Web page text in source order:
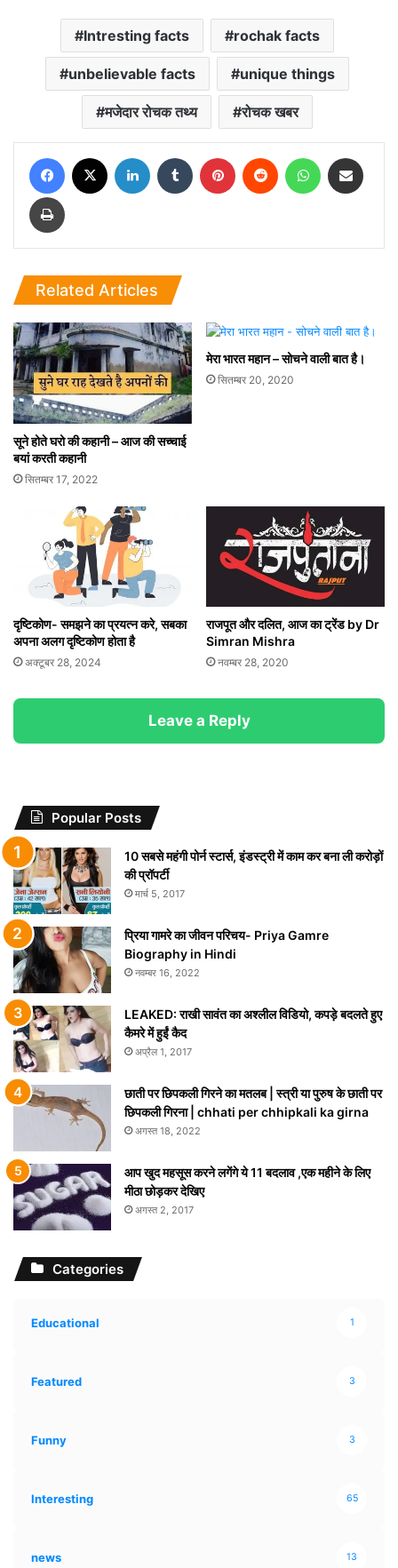
Intresting facts rochak facts
unbelievable facts unique things
मजेदार रोचक तथ्य रोचक खबर
Facebook LinkedIn Tumblr Pinterest Reddit WhatsApp
Print
Related Articles
सूने होते घरो की कहानी – आज की सच्चाई
बयां करती कहानी
सितम्बर 17, 2022
मेरा भारत महान – सोचने वाली बात है।
सितम्बर 20, 2020
दृष्टिकोण- समझने का प्रयत्न करे, सबका
अपना अलग दृष्टिकोण होता है
अक्टूबर 28, 2024
राजपूत और दलित, आज का ट्रेंड by Dr
Simran Mishra
नवम्बर 28, 2020
Leave a Reply
Popular Posts
10 सबसे महंगी पोर्न स्टार्स, इंडस्ट्री में काम कर बना ली करोड़ों
की प्रॉपर्टी
मार्च 5, 2017
प्रिया गामरे का जीवन परिचय- Priya Gamre
Biography in Hindi
नवम्बर 16, 2022
LEAKED: राखी सावंत का अश्लील विडियो, कपड़े बदलते हुए
कैमरे में हुईं कैद
अप्रैल 1, 2017
छाती पर छिपकली गिरने का मतलब | स्त्री या पुरुष के छाती पर
छिपकली गिरना | chhati per chhipkali ka girna
अगस्त 18, 2022
आप खुद महसूस करने लगेंगे ये 11 बदलाव ,एक महीने के लिए
मीठा छोड़कर देखिए
अगस्त 2, 2017
Categories
Educational 1
Featured 3
Funny 3
Interesting 65
news 13